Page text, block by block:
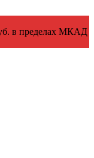
в пределах МКАД